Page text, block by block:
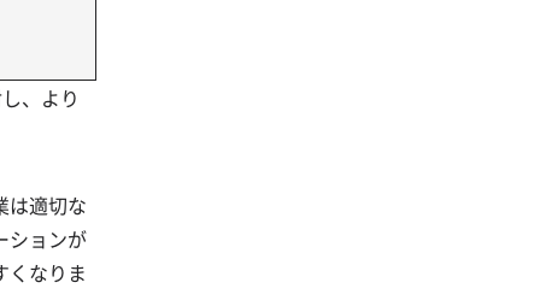
、より
は適切な
ションが
くなりま